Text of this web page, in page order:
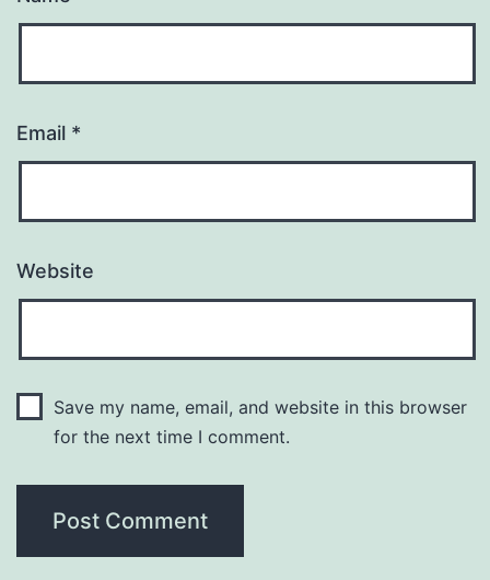
Email *
Website
Save my name, email, and website in this browser
for the next time I comment.